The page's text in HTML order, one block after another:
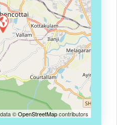
©OpenStreetMapcontributors